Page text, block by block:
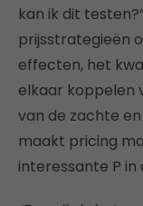
kan ik dit
prijsstrategieën
effecten, het
elkaar koppelen
van de zachte
maakt pricing
interessante P in